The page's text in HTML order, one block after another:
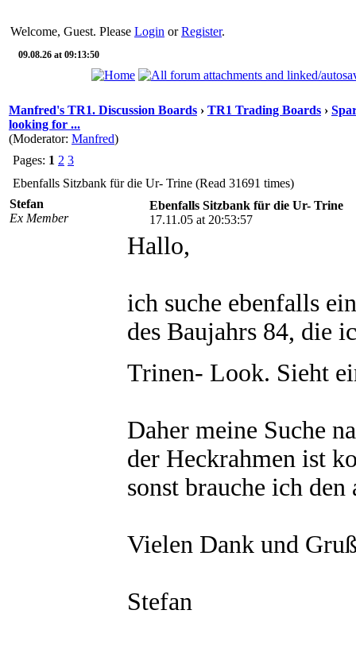
Welcome, Guest. Please Login orRegister.
09.08.26 at 09:13:50
Manfred's TR1. Discussion Boards › TR1 Trading Boards ›
looking for ...
(Moderator: Manfred)
Pages: 1 2 3
Ebenfalls Sitzbank für die Ur- Trine (Read 31691 times)
Stefan
Ex Member
Ebenfalls Sitzbank für die Ur- Trine
17.11.05 at 20:53:57
Hallo,
ich suche ebenfalls
des Baujahrs 84, die
Trinen- Look. Sieht
Daher meine Suche
der Heckrahmen ist
sonst brauche ich den
Vielen Dank und
Stefan